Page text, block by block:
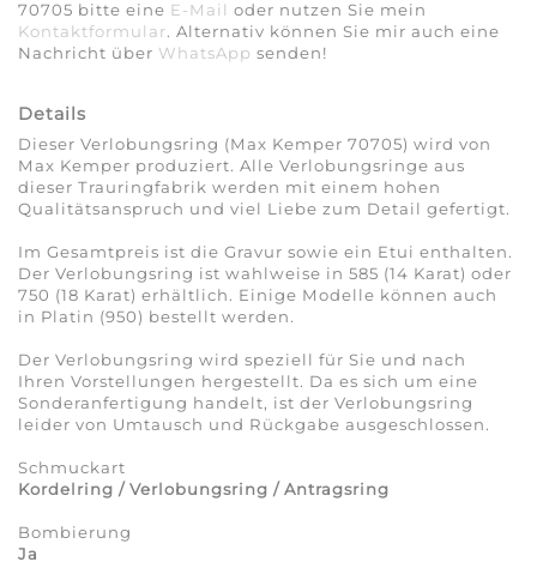
70705 bitte eine E-Mail oder nutzen Sie mein
Kontaktformular. Alternativ können Sie mir auch eine
Nachricht über WhatsApp senden!
Details
Dieser Verlobungsring (Max Kemper 70705) wird von
Max Kemper produziert. Alle Verlobungsringe aus
dieser Trauringfabrik werden mit einem hohen
Qualitätsanspruch und viel Liebe zum Detail gefertigt.
Im Gesamtpreis ist die Gravur sowie ein Etui enthalten.
Der Verlobungsring ist wahlweise in 585 (14 Karat) oder
750 (18 Karat) erhältlich. Einige Modelle können auch
in Platin (950) bestellt werden.
Der Verlobungsring wird speziell für Sie und nach
Ihren Vorstellungen hergestellt. Da es sich um eine
Sonderanfertigung handelt, ist der Verlobungsring
leider von Umtausch und Rückgabe ausgeschlossen.
Schmuckart
Kordelring / Verlobungsring / Antragsring
Bombierung
Ja